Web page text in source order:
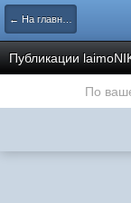
← На главную
Публикации
По